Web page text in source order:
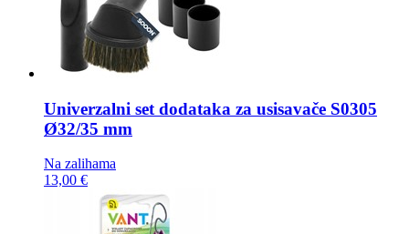
Univerzalni set dodataka za usisavače S0305
Ø32/35 mm
Na zalihama
13,00 €